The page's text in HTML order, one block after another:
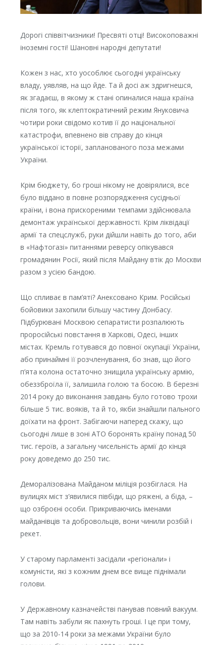
Дорогі співвітчизники! Пресвяті отці! Високоповажні
іноземні гості! Шановні народні депутати!
Кожен з нас, хто уособлює сьогодні українську
владу, уявляв, на що йде. Та й досі аж здригнешся,
як згадаєш, в якому ж стані опиналися наша країна
після того, як клептократичний режим Януковича
чотири роки свідомо котив її до національної
катастрофи, впевнено вів справу до кінця
української історії, запланованого поза межами
України.
Крім бюджету, бо гроші нікому не довірялися, все
було віддано в повне розпорядження сусідньої
країни, і вона прискореними темпами здійснювала
демонтаж української державності. Крім ліквідації
армії та спецслужб, руки дійшли навіть до того, аби
в «Нафтогазі» питаннями реверсу опікувався
громадянин Росії, який після Майдану втік до Москви
разом з усією бандою.
Що спливає в пам’яті? Анексовано Крим. Російські
бойовики захопили більшу частину Донбасу.
Підбурювані Москвою сепаратисти розпалюють
проросійські повстання в Харкові, Одесі, інших
містах. Кремль готувався до повної окупації України,
або принаймні її розчленування, бо знав, що його
п’ята колона остаточно знищила українську армію,
обеззброїла її, залишила голою та босою. В березні
2014 року до виконання завдань було готово трохи
більше 5 тис. вояків, та й то, якби знайшли пального
доїхати на фронт. Забігаючи наперед скажу, що
сьогодні лише в зоні АТО боронять країну понад 50
тис. героїв, а загальну чисельність армії до кінця
року доведемо до 250 тис.
Деморалізована Майданом міліція розбіглася. На
вулицях міст з’явилися півбіди, що ряжені, а біда, –
що озброєні особи. Прикриваючись іменами
майданівців та добровольців, вони чинили розбій і
рекет.
У старому парламенті засідали «регіонали» і
комуністи, які з кожним днем все вище піднімали
голови.
У Державному казначействі панував повний вакуум.
Там навіть забули як пахнуть гроші. І це при тому,
що за 2010-14 роки за межами України було